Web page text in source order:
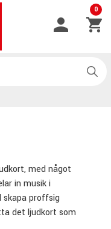
0
med något
in musik i
skapa proffsig
det ljudkort som